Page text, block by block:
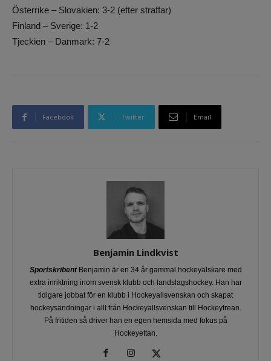
Österrike – Slovakien: 3-2 (efter straffar)
Finland – Sverige: 1-2
Tjeckien – Danmark: 7-2
Facebook Twitter Email
Benjamin Lindkvist
SportskribentBenjamin är en 34 år gammal hockeyälskare med
extra inriktning inom svensk klubb och landslagshockey. Han har
tidigare jobbat för en klubb i Hockeyallsvenskan och skapat
hockeysändningar i allt från Hockeyallsvenskan till Hockeytrean.
På fritiden så driver han en egen hemsida med fokus på
Hockeyettan.